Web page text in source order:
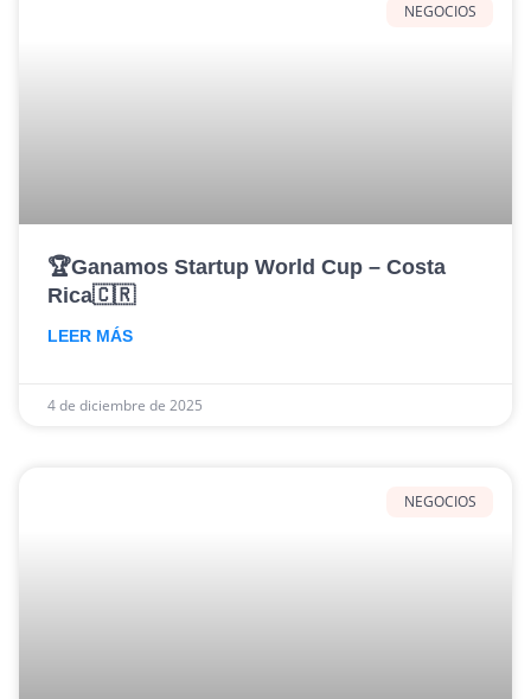
NEGOCIOS
🏆Ganamos Startup World Cup – Costa
Rica🇨🇷
LEER MÁS
4 de diciembre de 2025
NEGOCIOS